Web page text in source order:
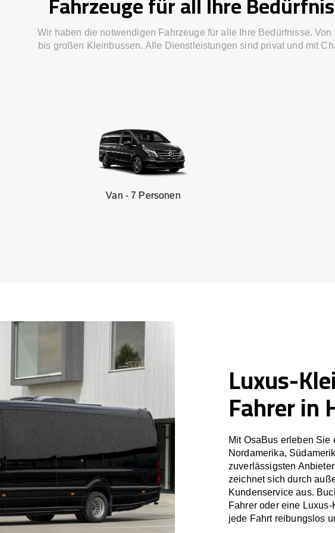
Wir haben die notwendigen Fahrzeuge für alle Ihre Bedürfnisse. Von
bis großen Kleinbussen. Alle Dienstleistungen sind privat und mit
Van - 7 Personen SUV - 3
Luxus-
Fahrer in
Mit OsaBus erleben
Nordamerika,
zuverlässigsten
zeichnet sich durch
Kundenservice aus.
Fahrer oder eine
jede Fahrt reibungslos